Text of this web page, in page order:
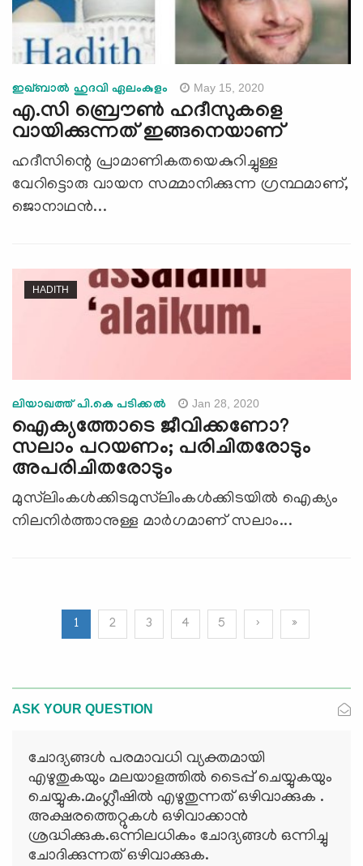
ഇഖ്ബാൽ ഹുദവി ഏലംകുളം May 15, 2020
എ.സി ബ്രൌണ്‍ ഹദീസുകളെ
വായിക്കുന്നത് ഇങ്ങനെയാണ്
ഹദീസിന്റെ പ്രാമാണികതയെകുറിച്ചുള്ള
വേറിട്ടൊരു വായന സമ്മാനിക്കുന്ന ഗ്രന്ഥമാണ്,
ജൊനാഥൻ...
HADITH
ലിയാഖത്ത് പി.കെ പടിക്കൽ Jan 28, 2020
ഐക്യത്തോടെ ജീവിക്കണോ?
സലാം പറയണം; പരിചിതരോടും
അപരിചിതരോടും
മുസ്‌ലിംകള്‍ക്കിടമുസ്‌ലിംകള്‍ക്കിടയില്‍ ഐക്യം
നിലനിര്‍ത്താനുള്ള മാര്‍ഗമാണ് സലാം...
1 2 3 4 5 › »
ASK YOUR QUESTION
ചോദ്യങ്ങള്‍ പരമാവധി വ്യക്തമായി
എഴുതുകയും മലയാളത്തില്‍ ടൈപ്പ് ചെയ്യുകയും
ചെയ്യുക.മംഗ്ലീഷില്‍ എഴുതുന്നത് ഒഴിവാക്കുക .
അക്ഷരത്തെറ്റുകള്‍ ഒഴിവാക്കാന്‍
ശ്രദ്ധിക്കുക.ഒന്നിലധികം ചോദ്യങ്ങള്‍ ഒന്നിച്ചു
ചോദിക്കുന്നത് ഒഴിവാക്കുക.